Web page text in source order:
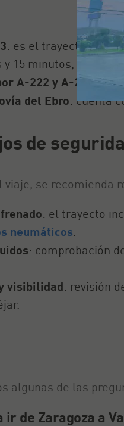
: es el trayecto más
y 15 minutos,
A-222 y A-23: un
del Ebro: cuenta
de
se recomienda
: el trayecto
neumáticos.
: comprobación
visibilidad: revisión
algunas de las
ir de Zaragoza a